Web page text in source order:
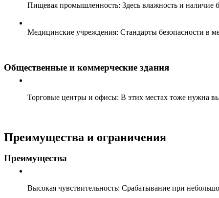
Пищевая промышленность: Здесь влажность и наличие
Медицинские учреждения: Стандарты безопасности в
Общественные и коммерческие здания
Торговые центры и офисы: В этих местах тоже нужна
Преимущества и ограничения
Преимущества
Высокая чувствительность: Срабатывание при